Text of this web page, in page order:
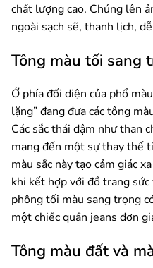
chất lượng cao. Chúng lên
ngoài sạch sẽ, thanh lịch,
Tông màu tối sang
Ở phía đối diện của phổ
lặng” đang đưa các tông
Các sắc thái đậm như than
mang đến một sự thay thế
màu sắc này tạo cảm giác
khi kết hợp với đồ trang
phông tối màu sang trọng
một chiếc quần jeans đơn
Tông màu đất và